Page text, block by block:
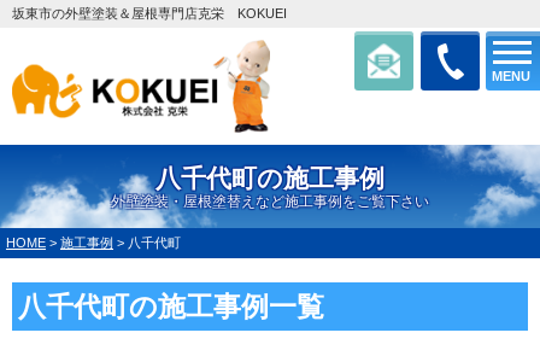
MENU
坂東市の外壁塗装＆屋根専門店克栄 KOKUEI
八千代町の施工事例
外壁塗装・屋根塗替えなど施工事例をご覧下さい
HOME > 施工事例 > 八千代町
八千代町の施工事例一覧